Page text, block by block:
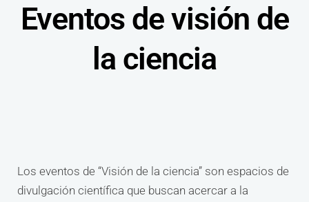
Eventos de visión de
la ciencia
Los eventos de “Visión de la ciencia” son espacios de
divulgación científica que buscan acercar a la